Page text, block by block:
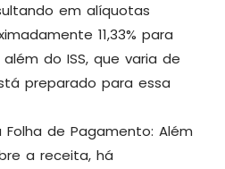
em alíquotas
11,33% para
do ISS, que varia de
preparado para essa
Folha de Pagamento: Além
a receita, há